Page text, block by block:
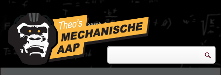
Skip to main content
research & development
Zoeken